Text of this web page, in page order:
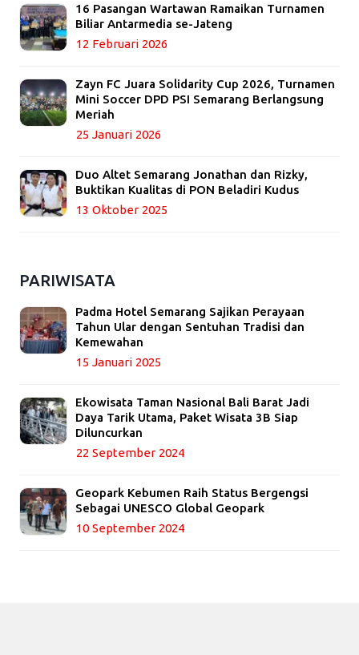
16 Pasangan Wartawan Ramaikan Turnamen
Biliar Antarmedia se-Jateng
12 Februari 2026
Zayn FC Juara Solidarity Cup 2026, Turnamen
Mini Soccer DPD PSI Semarang Berlangsung
Meriah
25 Januari 2026
Duo Altet Semarang Jonathan dan Rizky,
Buktikan Kualitas di PON Beladiri Kudus
13 Oktober 2025
PARIWISATA
Padma Hotel Semarang Sajikan Perayaan
Tahun Ular dengan Sentuhan Tradisi dan
Kemewahan
15 Januari 2025
Ekowisata Taman Nasional Bali Barat Jadi
Daya Tarik Utama, Paket Wisata 3B Siap
Diluncurkan
22 September 2024
Geopark Kebumen Raih Status Bergengsi
Sebagai UNESCO Global Geopark
10 September 2024